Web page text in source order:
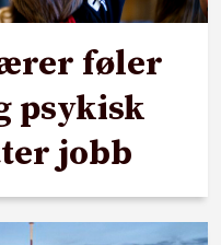
føler
psykisk
jobb